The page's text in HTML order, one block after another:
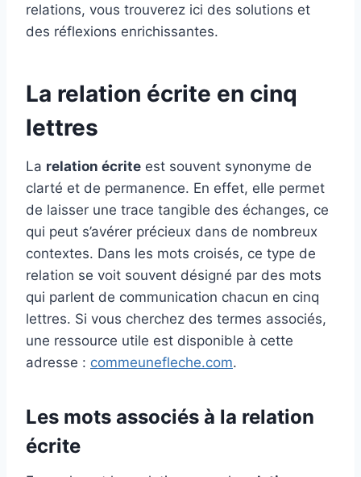
relations, vous trouverez ici des solutions et
des réflexions enrichissantes.
La relation écrite en cinq
lettres
La relation écrite est souvent synonyme de
clarté et de permanence. En effet, elle permet
de laisser une trace tangible des échanges, ce
qui peut s’avérer précieux dans de nombreux
contextes. Dans les mots croisés, ce type de
relation se voit souvent désigné par des mots
qui parlent de communication chacun en cinq
lettres. Si vous cherchez des termes associés,
une ressource utile est disponible à cette
adresse : commeunefleche.com.
Les mots associés à la relation
écrite